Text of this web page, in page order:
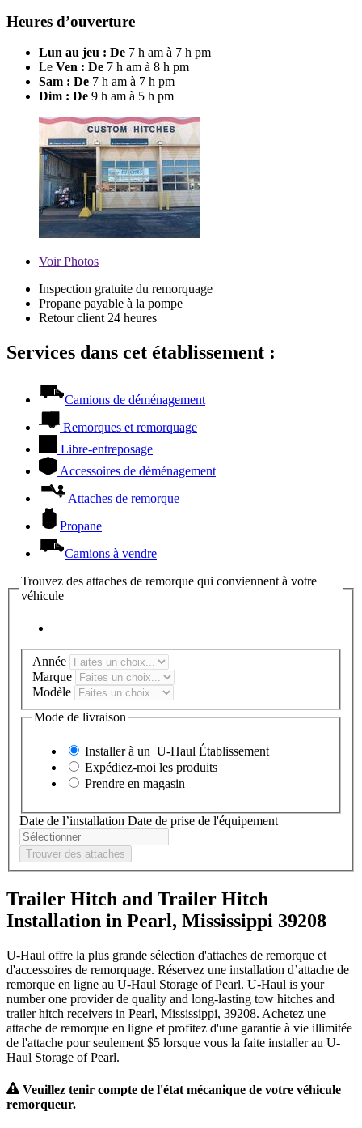
Heures d’ouverture
Lun au jeu : De 7 h am à 7 h pm
Le Ven : De 7 h am à 8 h pm
Sam : De 7 h am à 7 h pm
Dim : De 9 h am à 5 h pm
VoirPhotos
Inspection gratuite du remorquage
Propane payable à la pompe
Retour client 24 heures
Services dans cet établissement :
Camions de déménagement
Remorques et remorquage
Libre-entreposage
Accessoires de déménagement
Attaches de remorque
Propane
Camions à vendre
Trouvez des attaches de remorque qui conviennent à votre
véhicule
Année
Marque
Modèle
Mode de livraison
Installer à un U-Haul Établissement
Expédiez-moi les produits
Prendre en magasin
Date de l’installation Date de prise de l'équipement
Trouver des attaches
Trailer Hitch and Trailer Hitch
Installation in Pearl, Mississippi 39208
U-Haul offre la plus grande sélection d'attaches de remorque et
d'accessoires de remorquage. Réservez une installation d’attache de
remorque en ligne au U-Haul Storage of Pearl. U-Haul is your
number one provider de quality and long-lasting tow hitches and
trailer hitch receivers in Pearl, Mississippi, 39208. Achetez une
attache de remorque en ligne et profitez d'une garantie à vie illimitée
de l'attache pour seulement $5 lorsque vous la faite installer au U-
Haul Storage of Pearl.
Veuillez tenir compte de l'état mécanique de votre véhicule
remorqueur.